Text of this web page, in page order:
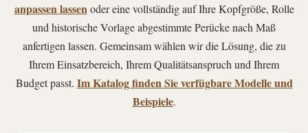
anpassen lassenoder eine vollständig auf Ihre Kopfgröße, Rolle
und historische Vorlage abgestimmte Perücke nach Maß
anfertigen lassen. Gemeinsam wählen wir die Lösung, die zu
Ihrem Einsatzbereich, Ihrem Qualitätsanspruch und Ihrem
Budget passt. Im Katalog finden Sie verfügbare Modelle und
Beispiele.